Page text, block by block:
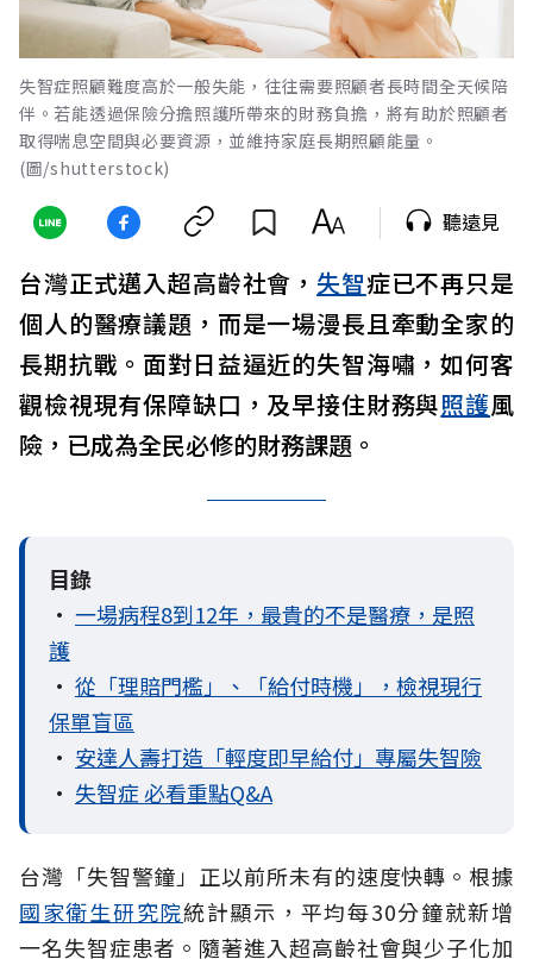
失智症照顧難度高於一般失能，往往需要照顧者長時間全天候陪
伴。若能透過保險分擔照護所帶來的財務負擔，將有助於照顧者
取得喘息空間與必要資源，並維持家庭長期照顧能量。
(圖/shutterstock)
聽遠見
台灣正式邁入超高齡社會， 失智症已不再只是
個人的醫療議題，而是一場漫長且牽動全家的
長期抗戰。面對日益逼近的失智海嘯，如何客
觀檢視現有保障缺口，及早接住財務與照護風
險，已成為全民必修的財務課題。
目錄
• 一場病程8到12年，最貴的不是醫療，是照
護
• 從「理賠門檻」、「給付時機」，檢視現行
保單盲區
• 安達人壽打造「輕度即早給付」專屬失智險
• 失智症 必看重點Q&A
台灣「失智警鐘」正以前所未有的速度快轉。根據
國家衛生研究院統計顯示，平均每30分鐘就新增
一名失智症患者。隨著進入超高齡社會與少子化加